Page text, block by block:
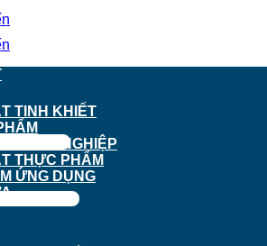
Nguyễn Trãi, Phường Chợ Lớn, TP.
TINH KHIẾT
CÔNG NGHIỆP
THỰC PHẨM
ỨNG DỤNG